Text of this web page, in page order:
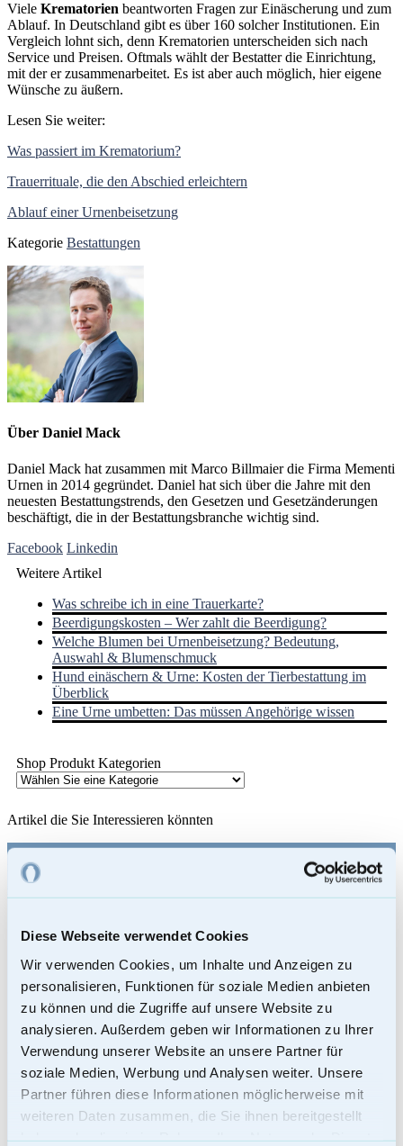
Diese Webseite verwendet Cookies
Wir verwenden Cookies, um Inhalte und Anzeigen zu
personalisieren, Funktionen für soziale Medien anbieten
zu können und die Zugriffe auf unsere Website zu
analysieren. Außerdem geben wir Informationen zu Ihrer
Verwendung unserer Website an unsere Partner für
soziale Medien, Werbung und Analysen weiter. Unsere
Partner führen diese Informationen möglicherweise mit
weiteren Daten zusammen, die Sie ihnen bereitgestellt
Viele Krematorien beantworten Fragen zur Einäscherung und zum
Ablauf. In Deutschland gibt es über 160 solcher Institutionen. Ein
Vergleich lohnt sich, denn Krematorien unterscheiden sich nach
Service und Preisen. Oftmals wählt der Bestatter die Einrichtung,
mit der er zusammenarbeitet. Es ist aber auch möglich, hier eigene
Wünsche zu äußern.
Lesen Sie weiter:
Was passiert im Krematorium?
Trauerrituale, die den Abschied erleichtern
Ablauf einer Urnenbeisetzung
Kategorie Bestattungen
Über Daniel Mack
Daniel Mack hat zusammen mit Marco Billmaier die Firma Mementi
Urnen in 2014 gegründet. Daniel hat sich über die Jahre mit den
neuesten Bestattungstrends, den Gesetzen und Gesetzänderungen
beschäftigt, die in der Bestattungsbranche wichtig sind.
Facebook Linkedin
Weitere Artikel
Was schreibe ich in eine Trauerkarte?
Beerdigungskosten – Wer zahlt die Beerdigung?
Welche Blumen bei Urnenbeisetzung? Bedeutung,
Auswahl & Blumenschmuck
Hund einäschern & Urne: Kosten der Tierbestattung im
Überblick
Eine Urne umbetten: Das müssen Angehörige wissen
Shop Produkt Kategorien
Artikel die Sie Interessieren könnten
Footer
mementi-urnen
Urnen Shop
Urnen kaufen
Bio-Urnen
Holzurnen – Urnen aus Holz
Künstler-Urnen
Seeurnen
Tierurnen
Grabsteine
Unsere Leistungen
– Kostenloser Versand
– Versand an Bestatter möglich
– Sicherer Bestellprozess